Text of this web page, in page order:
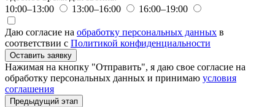
10:00–13:00
13:00–16:00 16:00–19:00
Даю согласие на обработку персональных данных в
соответствии с Политикой конфиденциальности
Оставить заявку
Нажимая на кнопку "Отправить", я даю свое согласие на
обработку персональных данных и принимаю условия
соглашения
Предыдущий этап